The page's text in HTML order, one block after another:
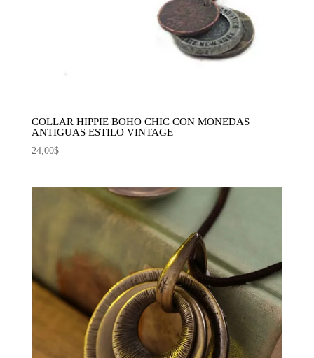
COLLAR HIPPIE BOHO CHIC CON MONEDAS
ANTIGUAS ESTILO VINTAGE
24,00$